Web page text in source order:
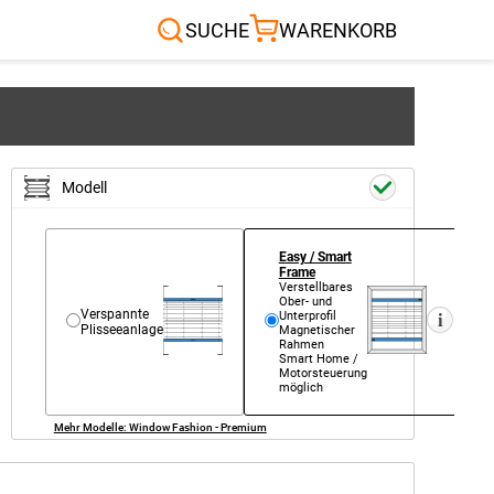
SUCHE WARENKORB
& CO.
Modell
Verspannte
Plisseeanlage
Easy / Smart
Frame
Verstell­bares
Ober- und
Unter­profil
Magnetischer
Rahmen
Smart Home /
Motorsteuerung
möglich
Mehr Modelle: Window Fashion - Premium